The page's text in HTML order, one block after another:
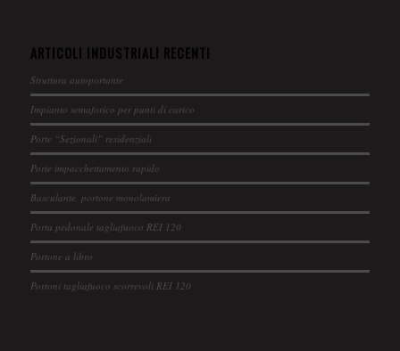
ARTICOLI INDUSTRIALI RECENTI
Struttura autoportante
Impianto semaforico per punti di carico
Porte “Sezionali” residenziali
Porte impacchettamento rapido
Basculante, portone monolamiera
Porta pedonale tagliafuoco REI 120
Portone a libro
Portoni tagliafuoco scorrevoli REI 120